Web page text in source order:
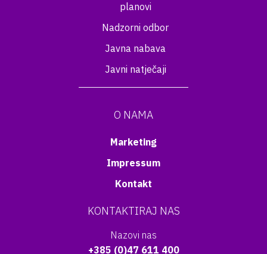
planovi
Nadzorni odbor
Javna nabava
Javni natječaji
O NAMA
Marketing
Impressum
Kontakt
KONTAKTIRAJ NAS
Nazovi nas
+385 (0)47 611 400